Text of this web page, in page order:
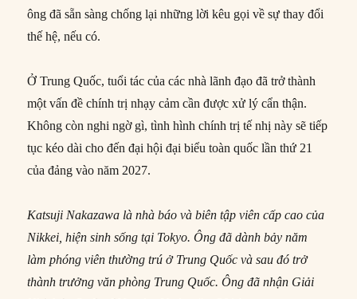
ông đã sẵn sàng chống lại những lời kêu gọi về sự thay đổi
thế hệ, nếu có.
Ở Trung Quốc, tuổi tác của các nhà lãnh đạo đã trở thành
một vấn đề chính trị nhạy cảm cần được xử lý cẩn thận.
Không còn nghi ngờ gì, tình hình chính trị tế nhị này sẽ tiếp
tục kéo dài cho đến đại hội đại biểu toàn quốc lần thứ 21
của đảng vào năm 2027.
Katsuji Nakazawa là nhà báo và biên tập viên cấp cao của
Nikkei, hiện sinh sống tại Tokyo. Ông đã dành bảy năm
làm phóng viên thường trú ở Trung Quốc và sau đó trở
thành trưởng văn phòng Trung Quốc. Ông đã nhận Giải